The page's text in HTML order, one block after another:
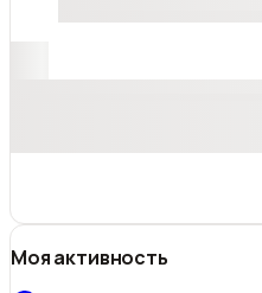
Моя активность